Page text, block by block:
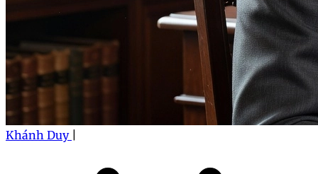
Khánh Duy